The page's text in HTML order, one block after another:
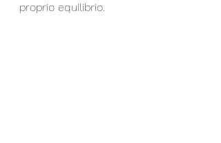
proprio equilibrio.